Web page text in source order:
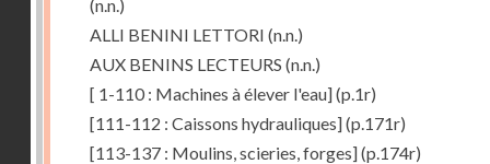
(n.n.)
ALLI BENINI LETTORI (n.n.)
AUX BENINS LECTEURS (n.n.)
[ 1-110 : Machines à élever l'eau](p.1r)
[111-112 : Caissons hydrauliques](p.171r)
[113-137 : Moulins, scieries, forges](p.174r)